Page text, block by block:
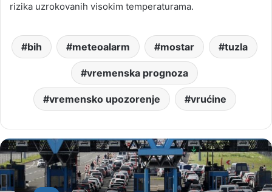
rizika uzrokovanih visokim temperaturama.
bih meteoalarm mostar tuzla
vremenska prognoza
vremensko upozorenje vrućine